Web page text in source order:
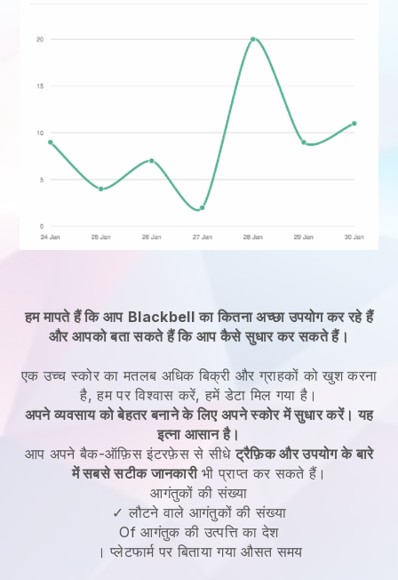
हम मापते हैं कि आप Blackbell का कितना अच्छा उपयोग कर रहे हैं
और आपको बता सकते हैं कि आप कैसे सुधार कर सकते हैं।
एक उच्च स्कोर का मतलब अधिक बिक्री और ग्राहकों को खुश करना
है, हम पर विश्वास करें, हमें डेटा मिल गया है।
अपने व्यवसाय को बेहतर बनाने के लिए अपने स्कोर में सुधार करें। यह
इत्ना आसान है।
आप अपने बैक-ऑफ़िस इंटरफ़ेस से सीधेट्रैफ़िक और उपयोग के बारे
में सबसे सटीक जानकारीभी प्राप्त कर सकते हैं।
आगंतुकों की संख्या
✓ लौटने वाले आगंतुकों की संख्या
Of आगंतुक की उत्पत्ति का देश
। प्लेटफार्म पर बिताया गया औसत समय